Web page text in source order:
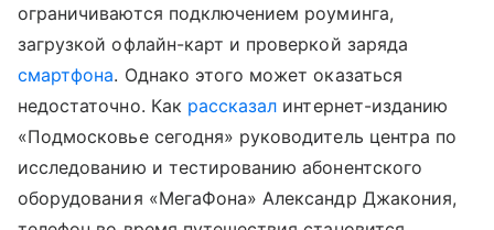
ограничиваются подключением роуминга,
загрузкой офлайн-карт и проверкой заряда
смартфона. Однако этого может оказаться
недостаточно. Как рассказал интернет-изданию
«Подмосковье сегодня» руководитель центра по
исследованию и тестированию абонентского
оборудования «МегаФона» Александр Джакония,